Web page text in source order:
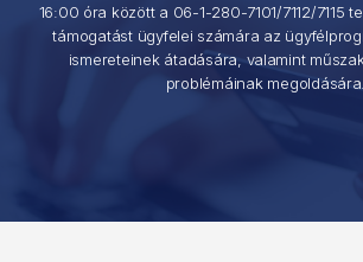
16:00 óra között a 06-1-280-7101/7112/7115
támogatást ügyfelei számára az
ismereteinek átadására, valamint
problémáinak megoldására.